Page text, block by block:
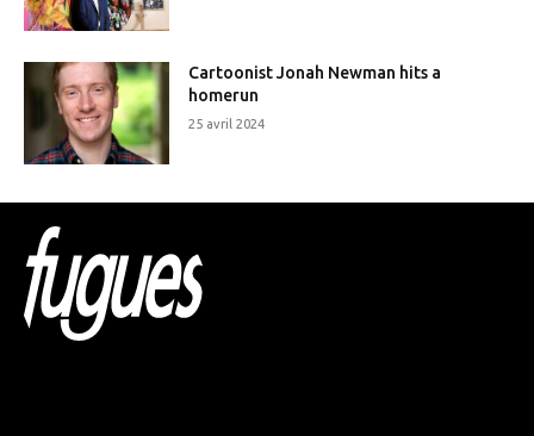
Cartoonist Jonah Newman hits a
homerun
25 avril 2024